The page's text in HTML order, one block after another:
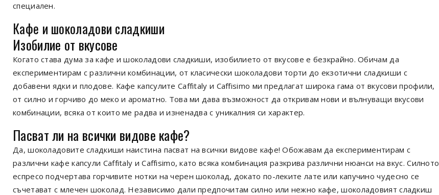
специален.
Кафе и шоколадови сладкиши
Изобилие от вкусове
Когато става дума за кафе и шоколадови сладкиши, изобилието от вкусове е безкрайно. Обичам да
експериментирам с различни комбинации, от класически шоколадови торти до екзотични сладкиши с
добавени ядки и плодове. Кафе капсулите Caffitaly и Caffisimo ми предлагат широка гама от вкусови профили,
от силно и горчиво до меко и ароматно. Това ми дава възможност да откривам нови и вълнуващи вкусови
комбинации, всяка от които ме радва и изненадва с уникалния си характер.
Пасват ли на всички видове кафе?
Да, шоколадовите сладкиши наистина пасват на всички видове кафе! Обожавам да експериментирам с
различни кафе капсули Caffitaly и Caffisimo, като всяка комбинация разкрива различни нюанси на вкус. Силното
еспресо подчертава горчивите нотки на черен шоколад, докато по-леките лате или капучино чудесно се
съчетават с млечен шоколад. Независимо дали предпочитам силно или нежно кафе, шоколадовият сладкиш